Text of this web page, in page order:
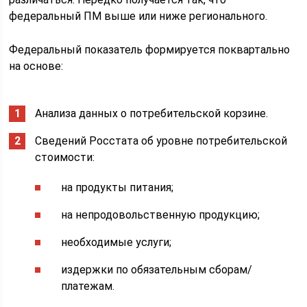
федеральный ПМ выше или ниже регионального.
Федеральный показатель формируется поквартально
на основе:
Анализа данных о потребительской корзине.
Сведений Росстата об уровне потребительской
стоимости:
на продукты питания;
на непродовольственную продукцию;
необходимые услуги;
издержки по обязательным сборам/
платежам.